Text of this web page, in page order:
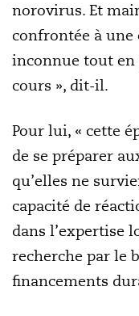
norovirus. Et
confrontée à une
inconnue tout en
cours », dit-il.
Pour lui, « cette
de se préparer
qu’elles ne
capacité de
dans l’expertise
recherche par le
financements